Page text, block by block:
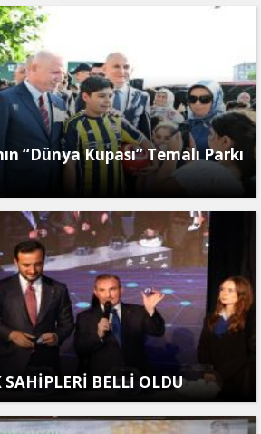
“Dünya Kupası” Temalı Parkı
SAHİPLERİ BELLİ OLDU